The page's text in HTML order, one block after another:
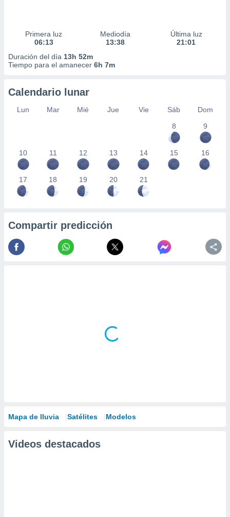
Primera luz
06:13
Mediodía
13:38
Última luz
21:01
Duración del día 13h 52m
Tiempo para el amanecer 6h 7m
Calendario lunar
Lun Mar Mié Jue Vie Sáb
Dom
8
9
10 11 12 13 14 15 16
17 18 19 20 21
Compartir predicción
Mapa de lluvia Satélites Modelos
Videos destacados